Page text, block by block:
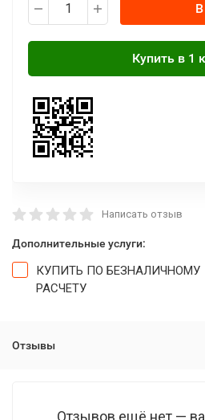
Написать отзыв
Дополнительные услуги:
КУПИТЬ ПО БЕЗНАЛИЧНОМУ
РАСЧЕТУ
Отзывы
Отзывов ещё нет —